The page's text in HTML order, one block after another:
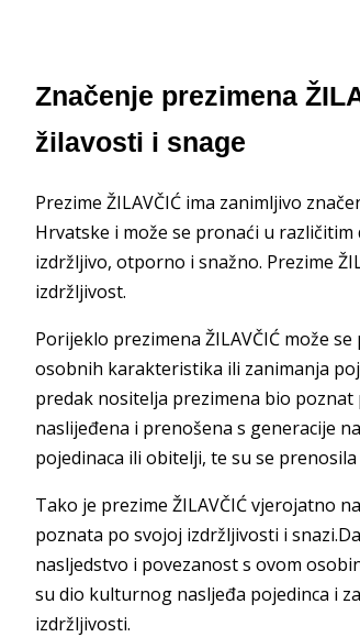
Značenje prezimena
žilavosti i snage
Prezime ŽILAVČIĆ ima zanimljivo
Hrvatske i može se pronaći u
izdržljivo, otporno i snažno. Prezime
izdržljivost.
Porijeklo prezimena ŽILAVČIĆ može
osobnih karakteristika ili zanimanja
predak nositelja prezimena bio
naslijeđena i prenošena s generacije
pojedinaca ili obitelji, te su se prenosila
Tako je prezime ŽILAVČIĆ vjerojatno
poznata po svojoj izdržljivosti i
nasljedstvo i povezanost s ovom
su dio kulturnog nasljeđa pojedinca i
izdržljivosti.